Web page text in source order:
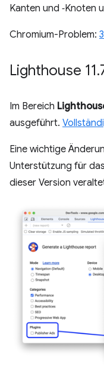
Kanten und ‑Knoten
Chromium-Problem:
Lighthouse 11.
Im Bereich
ausgeführt.
Eine wichtige
Unterstützung für das
dieser Version